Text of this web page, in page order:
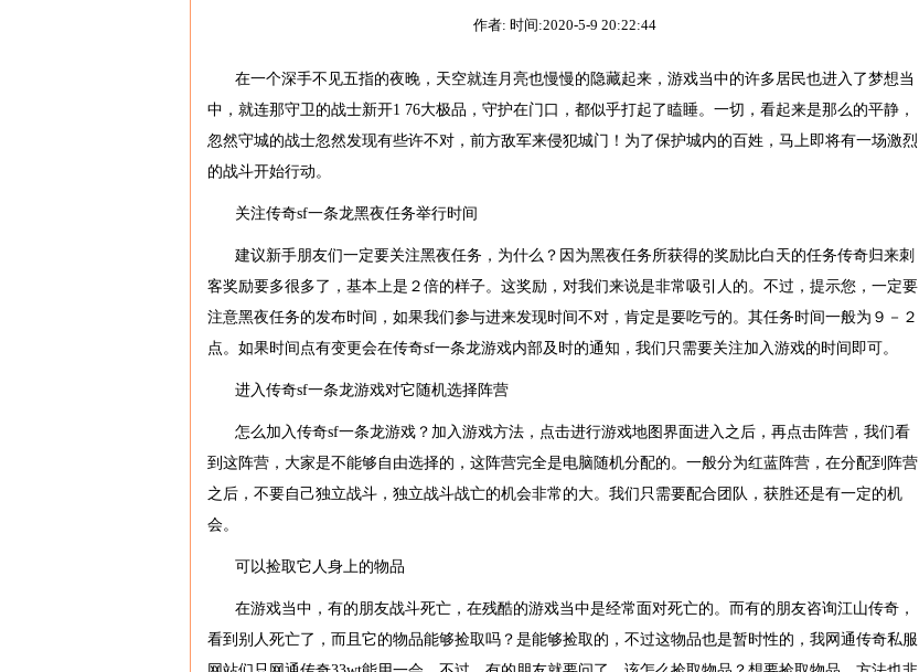
作者: 时间:2020-5-9 20:22:44
在一个深手不见五指的夜晚，天空就连月亮也慢慢的隐藏起来，游戏当中的许多居民也进入了梦想当
中，就连那守卫的战士新开1 76大极品，守护在门口，都似乎打起了瞌睡。一切，看起来是那么的平静，
忽然守城的战士忽然发现有些许不对，前方敌军来侵犯城门！为了保护城内的百姓，马上即将有一场激烈
的战斗开始行动。
关注传奇sf一条龙黑夜任务举行时间
建议新手朋友们一定要关注黑夜任务，为什么？因为黑夜任务所获得的奖励比白天的任务传奇归来刺
客奖励要多很多了，基本上是２倍的样子。这奖励，对我们来说是非常吸引人的。不过，提示您，一定要
注意黑夜任务的发布时间，如果我们参与进来发现时间不对，肯定是要吃亏的。其任务时间一般为９－２
点。如果时间点有变更会在传奇sf一条龙游戏内部及时的通知，我们只需要关注加入游戏的时间即可。
进入传奇sf一条龙游戏对它随机选择阵营
怎么加入传奇sf一条龙游戏？加入游戏方法，点击进行游戏地图界面进入之后，再点击阵营，我们看
到这阵营，大家是不能够自由选择的，这阵营完全是电脑随机分配的。一般分为红蓝阵营，在分配到阵营
之后，不要自己独立战斗，独立战斗战亡的机会非常的大。我们只需要配合团队，获胜还是有一定的机
会。
可以捡取它人身上的物品
在游戏当中，有的朋友战斗死亡，在残酷的游戏当中是经常面对死亡的。而有的朋友咨询江山传奇，
看到别人死亡了，而且它的物品能够捡取吗？是能够捡取的，不过这物品也是暂时性的，我网通传奇私服